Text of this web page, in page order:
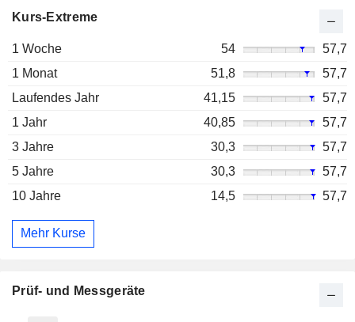
Kurs-Extreme
1 Woche 54
57,7
1 Monat
51,8
57,7
Laufendes Jahr
41,15
57,7
1 Jahr
40,85
57,7
3 Jahre
30,3
57,7
5 Jahre
30,3
57,7
10 Jahre
14,5 57,7
Mehr Kurse
Prüf- und Messgeräte